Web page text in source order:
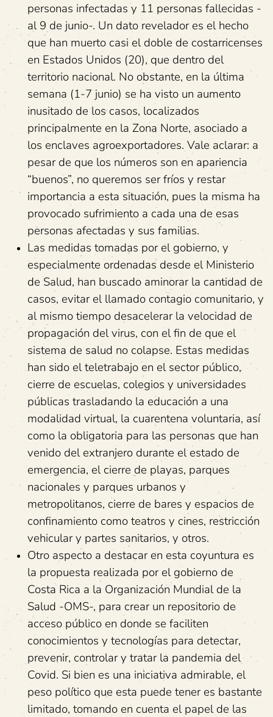
personas infectadas y 11 personas fallecidas -
al 9 de junio-. Un dato revelador es el hecho
que han muerto casi el doble de costarricenses
en Estados Unidos (20), que dentro del
territorio nacional. No obstante, en la última
semana (1-7 junio) se ha visto un aumento
inusitado de los casos, localizados
principalmente en la Zona Norte, asociado a
los enclaves agroexportadores. Vale aclarar: a
pesar de que los números son en apariencia
“buenos”, no queremos ser fríos y restar
importancia a esta situación, pues la misma ha
provocado sufrimiento a cada una de esas
personas afectadas y sus familias.
Las medidas tomadas por el gobierno, y
especialmente ordenadas desde el Ministerio
de Salud, han buscado aminorar la cantidad de
casos, evitar el llamado contagio comunitario, y
al mismo tiempo desacelerar la velocidad de
propagación del virus, con el fin de que el
sistema de salud no colapse. Estas medidas
han sido el teletrabajo en el sector público,
cierre de escuelas, colegios y universidades
públicas trasladando la educación a una
modalidad virtual, la cuarentena voluntaria, así
como la obligatoria para las personas que han
venido del extranjero durante el estado de
emergencia, el cierre de playas, parques
nacionales y parques urbanos y
metropolitanos, cierre de bares y espacios de
confinamiento como teatros y cines, restricción
vehicular y partes sanitarios, y otros.
Otro aspecto a destacar en esta coyuntura es
la propuesta realizada por el gobierno de
Costa Rica a la Organización Mundial de la
Salud -OMS-, para crear un repositorio de
acceso público en donde se faciliten
conocimientos y tecnologías para detectar,
prevenir, controlar y tratar la pandemia del
Covid. Si bien es una iniciativa admirable, el
peso político que esta puede tener es bastante
limitado, tomando en cuenta el papel de las